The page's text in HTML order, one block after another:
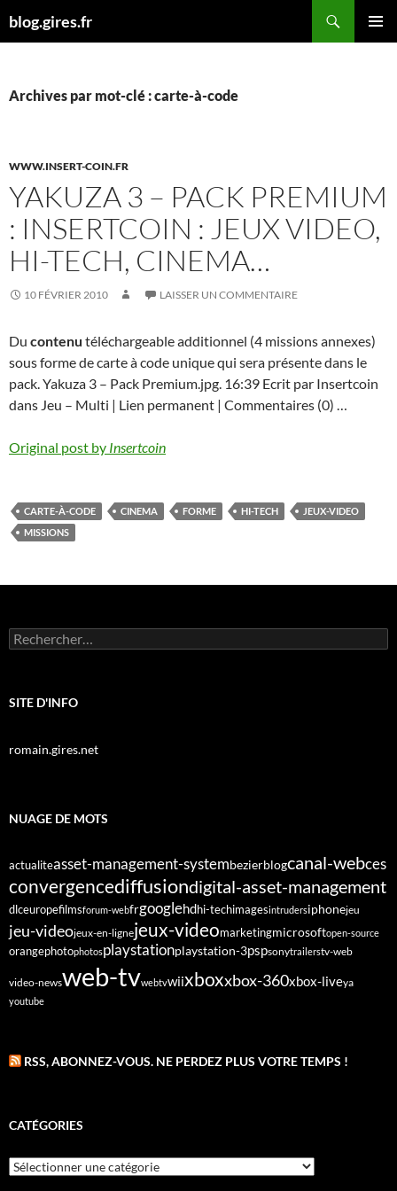
aublog.gires.fr
Archives par mot-clé : carte-à-code
WWW.INSERT-COIN.FR
YAKUZA 3 – PACK PREMIUM
: INSERTCOIN : JEUX VIDEO,
HI-TECH, CINEMA…
10 FÉVRIER 2010 LAISSER UN COMMENTAIRE
Du contenu téléchargeable additionnel (4 missions annexes)
sous forme de carte à code unique qui sera présente dans le
pack. Yakuza 3 – Pack Premium.jpg. 16:39 Ecrit par Insertcoin
dans Jeu – Multi | Lien permanent | Commentaires (0) …
Original post by Insertcoin
CARTE-À-CODE CINEMA FORME HI-TECH
JEUX-VIDEO
MISSIONS
Rechercher :
SITE D'INFO
romain.gires.net
NUAGE DE MOTS
actualiteasset-management-systembezierblogcanal-webces
convergencediffusiondigital-asset-management
dlceuropefilmsforum-webfrgooglehdhi-techimagesintrudersiphonejeu
jeu-videojeux-en-lignejeux-videomarketingmicrosoftopen-source
orangephotophotosplaystationplaystation-3pspsonytrailerstv-web
video-newsweb-tvwebtvwiixboxxbox-360xbox-liveya
youtube
RSS, ABONNEZ-VOUS. NE PERDEZ PLUS VOTRE TEMPS !
CATÉGORIES
Catégories